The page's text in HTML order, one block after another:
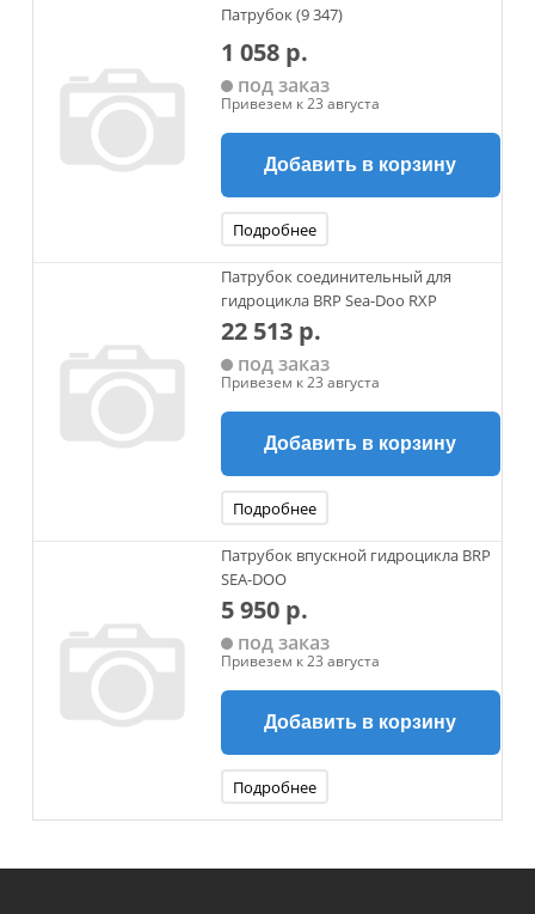
Патрубок (9 347)
1 058 р.
под заказ
Привезем к 23 августа
Добавить в корзину
Подробнее
Патрубок соединительный для
гидроцикла BRP Sea-Doo RXP
22 513 р.
под заказ
Привезем к 23 августа
Добавить в корзину
Подробнее
Патрубок впускной гидроцикла BRP
SEA-DOO
5 950 р.
под заказ
Привезем к 23 августа
Добавить в корзину
Подробнее